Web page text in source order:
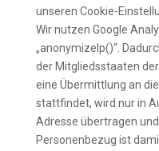
unseren Cookie-
Wir nutzen Google
„anonymizeIp()“.
der Mitgliedsstaaten
eine Übermittlung an
stattfindet, wird nur in
Adresse übertragen
Personenbezug ist